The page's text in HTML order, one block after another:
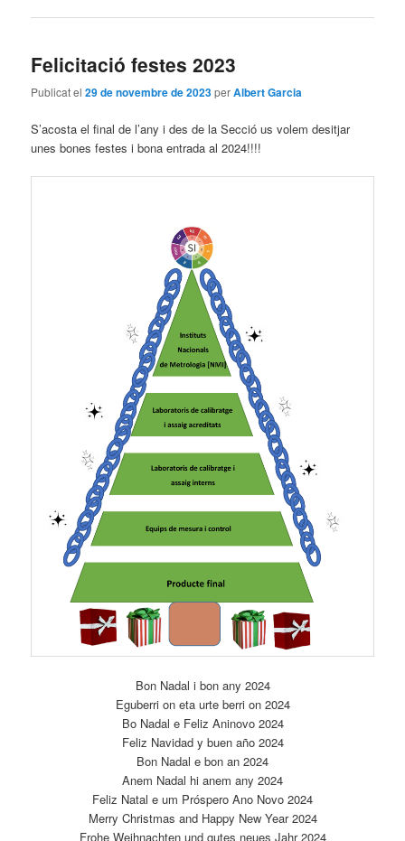
Felicitació festes 2023
Publicat el29 de novembre de 2023perAlbert Garcia
S’acosta el final de l’any i des de la Secció us volem desitjar
unes bones festes i bona entrada al 2024!!!!
Bon Nadal i bon any 2024
Eguberri on eta urte berri on 2024
Bo Nadal e Feliz Aninovo 2024
Feliz Navidad y buen año 2024
Bon Nadal e bon an 2024
Anem Nadal hi anem any 2024
Feliz Natal e um Próspero Ano Novo 2024
Merry Christmas and Happy New Year 2024
Frohe Weihnachten und gutes neues Jahr 2024